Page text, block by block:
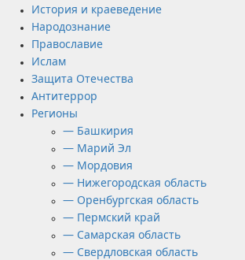
История и краеведение
Народознание
Православие
Ислам
Защита Отечества
Антитеррор
Регионы
— Башкирия
— Марий Эл
— Мордовия
— Нижегородская область
— Оренбургская область
— Пермский край
— Самарская область
— Свердловская область